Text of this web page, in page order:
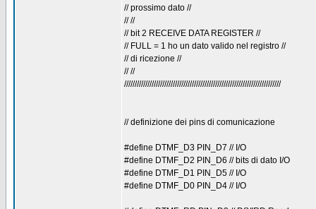
// prossimo dato //
// //
// bit 2 RECEIVE DATA REGISTER //
// FULL = 1 ho un dato valido nel registro //
// di ricezione //
// //
//////////////////////////////////////////////////////////////////////////
// definizione dei pins di comunicazione
#define DTMF_D3 PIN_D7 // I/O
#define DTMF_D2 PIN_D6 // bits di dato I/O
#define DTMF_D1 PIN_D5 // I/O
#define DTMF_D0 PIN_D4 // I/O